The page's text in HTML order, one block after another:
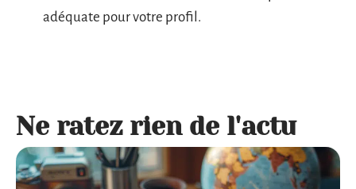
adéquate pour votre profil.
Ne ratez rien de l'actu